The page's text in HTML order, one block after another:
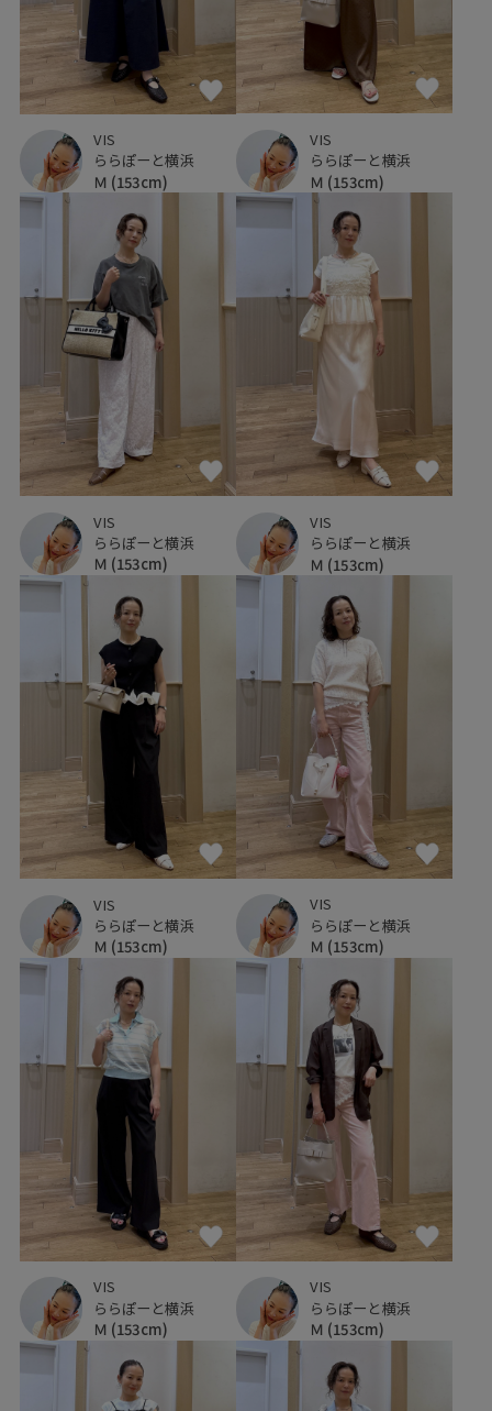
VIS
ららぽーと横浜
Ｍ (153cm)
VIS
ららぽーと横浜
Ｍ (153cm)
VIS
ららぽーと横浜
Ｍ (153cm)
VIS
ららぽーと横浜
Ｍ (153cm)
VIS
ららぽーと横浜
Ｍ (153cm)
VIS
ららぽーと横浜
Ｍ (153cm)
VIS
ららぽーと横浜
Ｍ (153cm)
VIS
ららぽーと横浜
Ｍ (153cm)